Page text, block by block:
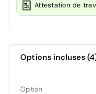
Attestation de
Options incluses
Option